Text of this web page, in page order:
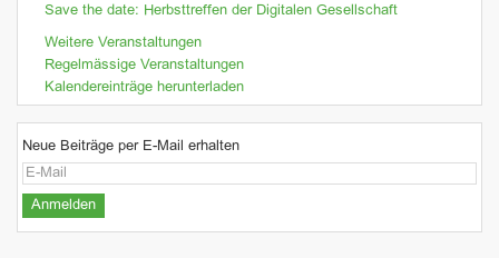
Save the date: Herbsttreffen der Digitalen Gesellschaft
Weitere Veranstaltungen
Regelmässige Veranstaltungen
Kalendereinträge herunterladen
Neue Beiträge per E-Mail erhalten